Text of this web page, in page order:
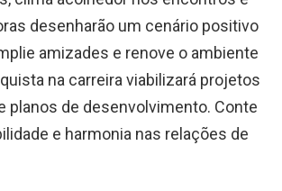
desenharão um cenário positivo
amizades e renove o ambiente
na carreira viabilizará projetos
planos de desenvolvimento. Conte
e harmonia nas relações de